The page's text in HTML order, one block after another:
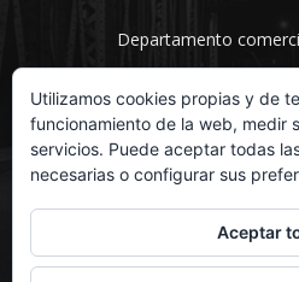
Departamento
Utilizamos cookies propias y de
funcionamiento de la web, medir
servicios. Puede aceptar todas
necesarias o configurar sus
Aceptar